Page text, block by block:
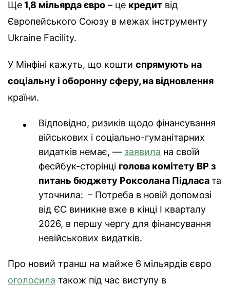
Ще 1,8 мільярда євро – це кредит від
Європейського Союзу в межах інструменту
Ukraine Facility.
У Мінфіні кажуть, що кошти спрямують на
соціальну і оборонну сферу, на відновлення
країни.
Відповідно, ризиків щодо фінансування
військових і соціально-гуманітарних
видатків немає, — заявила на своїй
фесйбук-сторінці голова комітету ВР з
питань бюджету Роксолана Підласата
уточнила: – Потреба в новій допомозі
від ЄС виникне вже в кінці І кварталу
2026, в першу чергу для фінансування
невійськових видатків.
Про новий транш на майже 6 мільярдів євро
оголосила також під час виступу в